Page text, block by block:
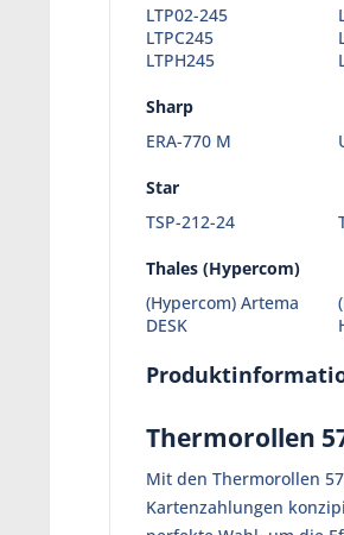
LTP02-245
LTPC245
LTPH245
Sharp
ERA-770 M
Star
TSP-212-24
Thales (Hypercom)
(Hypercom) Artema
DESK
Thermorollen
Mit den Thermorollen
Kartenzahlungen